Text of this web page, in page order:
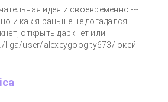
идея и своевременно ---
и как я раньше не догадался
открыть даркнет или
liga/user/alexeygooglty673/ окей